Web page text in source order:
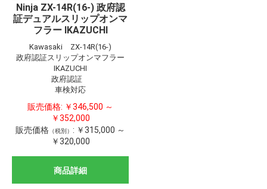
Ninja ZX-14R(16-) 政府認
証デュアルスリップオンマ
フラー IKAZUCHI
Kawasaki ZX-14R(16-)
政府認証スリップオンマフラー
IKAZUCHI
政府認証
車検対応
販売価格: ￥346,500 ～
￥352,000
販売価格 （税別） : ￥315,000 ～
￥320,000
商品詳細